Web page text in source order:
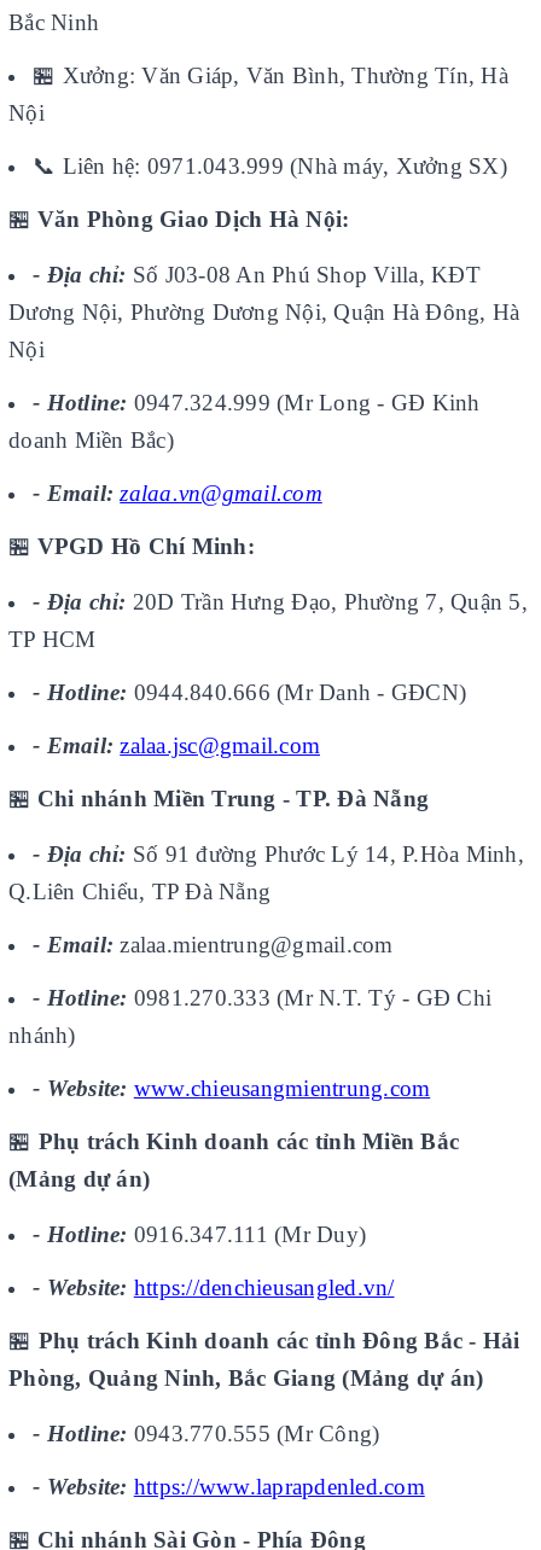
Bắc Ninh
🏪 Xưởng: Văn Giáp, Văn Bình, Thường Tín, Hà
Nội
📞 Liên hệ: 0971.043.999 (Nhà máy, Xưởng SX)
🏪 Văn Phòng Giao Dịch Hà Nội:
- Địa chỉ: Số J03-08 An Phú Shop Villa, KĐT
Dương Nội, Phường Dương Nội, Quận Hà Đông, Hà
Nội
- Hotline: 0947.324.999 (Mr Long - GĐ Kinh
doanh Miền Bắc)
- Email: zalaa.vn@gmail.com
🏪 VPGD Hồ Chí Minh:
- Địa chỉ: 20D Trần Hưng Đạo, Phường 7, Quận 5,
TP HCM
- Hotline: 0944.840.666 (Mr Danh - GĐCN)
- Email: zalaa.jsc@gmail.com
🏪 Chi nhánh Miền Trung - TP. Đà Nẵng
- Địa chỉ: Số 91 đường Phước Lý 14, P.Hòa Minh,
Q.Liên Chiểu, TP Đà Nẵng
- Email: zalaa.mientrung@gmail.com
- Hotline: 0981.270.333 (Mr N.T. Tý - GĐ Chi
nhánh)
- Website: www.chieusangmientrung.com
🏪 Phụ trách Kinh doanh các tỉnh Miền Bắc
(Mảng dự án)
- Hotline: 0916.347.111 (Mr Duy)
- Website: https://denchieusangled.vn/
🏪 Phụ trách Kinh doanh các tỉnh Đông Bắc - Hải
Phòng, Quảng Ninh, Bắc Giang (Mảng dự án)
- Hotline: 0943.770.555 (Mr Công)
- Website: https://www.laprapdenled.com
🏪 Chi nhánh Sài Gòn - Phía Đông